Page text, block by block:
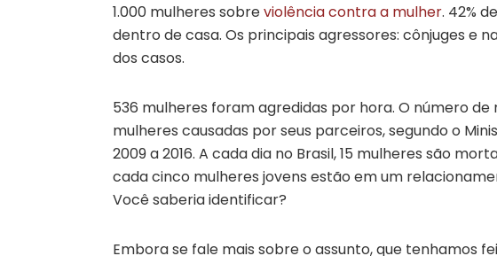
1.000 mulheres sobreviolência contra a mulher. 42%
dentro de casa. Os principais agressores: cônjuges e
dos casos.
536 mulheres foram agredidas por hora. O número
mulheres causadas por seus parceiros, segundo o
2009 a 2016. A cada dia no Brasil, 15 mulheres são
cada cinco mulheres jovens estão em um
Você saberia identificar?
Embora se fale mais sobre o assunto, que tenhamos